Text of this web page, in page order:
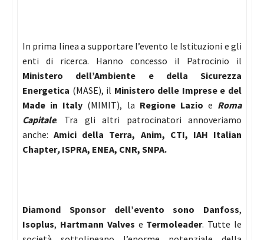
In prima linea a supportare l’evento le Istituzioni e gli
enti di ricerca. Hanno concesso il Patrocinio il
Ministero dell’Ambiente e della Sicurezza
Energetica (MASE), il Ministero delle Imprese e del
Made in Italy (MIMIT), la Regione Lazio e Roma
Capitale. Tra gli altri patrocinatori annoveriamo
anche:Amici della Terra, Anim, CTI, IAH Italian
Chapter, ISPRA, ENEA, CNR, SNPA.
Diamond Sponsor dell’evento sono Danfoss,
Isoplus, Hartmann Valves e Termoleader. Tutte le